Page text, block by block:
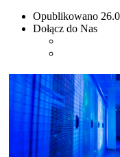
Opublikowano
Dołącz do Nas